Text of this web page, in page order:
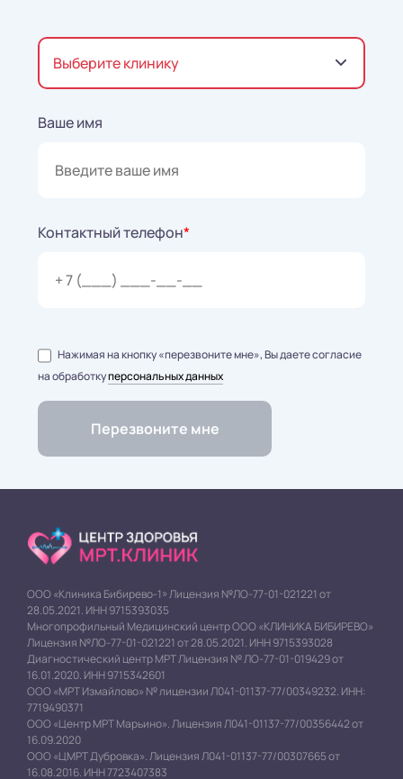
Выберите клинику
Ваше имя
Контактный телефон*
Нажимая на кнопку «перезвоните мне», Вы даете согласие
на обработкуперсональных данных
ООО «Клиника Бибирево-1» Лицензия №ЛО-77-01-021221 от
28.05.2021. ИНН 9715393035
Многопрофильный Медицинский центр ООО «КЛИНИКА БИБИРЕВО»
Лицензия №ЛО-77-01-021221 от 28.05.2021. ИНН 9715393028
Диагностический центр МРТ Лицензия № ЛО-77-01-019429 от
16.01.2020. ИНН 9715342601
ООО «МРТ Измайлово» № лицензии Л041-01137-77/00349232. ИНН:
7719490371
ООО «Центр МРТ Марьино». Лицензия Л041-01137-77/00356442 от
16.09.2020
ООО «ЦМРТ Дубровка». Лицензия Л041-01137-77/00307665 от
16.08.2016. ИНН 7723407383